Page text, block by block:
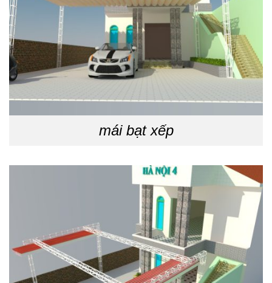
mái bạt xếp